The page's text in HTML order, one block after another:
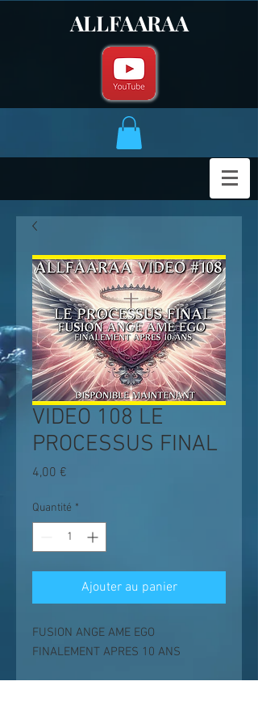
ALLFAARAA
VIDEO 108 LE
PROCESSUS FINAL
4,00 €
Quantité *
Ajouter au panier
FUSION ANGE AME EGO
FINALEMENT APRES 10 ANS